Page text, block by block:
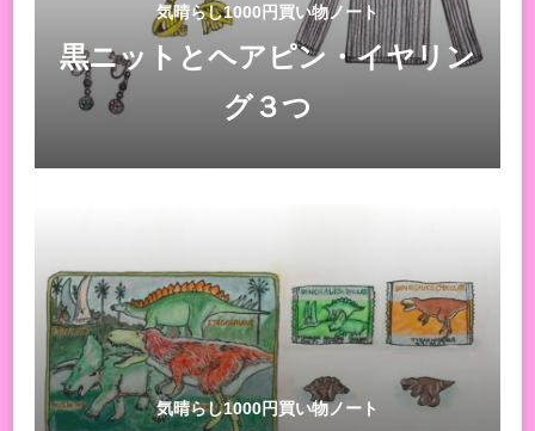
気晴らし1000円買い物ノート
黒ニットとヘアピン・イヤリン
グ３つ
気晴らし1000円買い物ノート